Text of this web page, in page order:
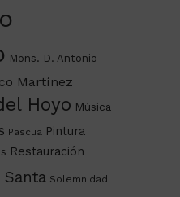
Mons. D. Antonio
Martínez
Hoyo Música
Pascua Pintura
Restauración
Santa Solemnidad